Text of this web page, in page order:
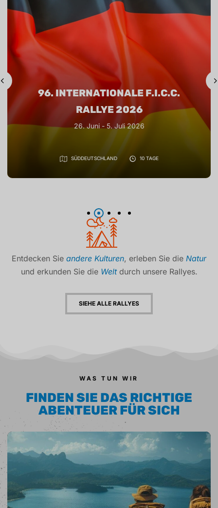
97. INTERNATIONALE F.I.C.C.
RALLYE 2026
Date: September 2026 Organiser: CRVC
N GUIZHOU PROVINCE, CHINA 10 TAGE
Entdecken Sie andere Kulturen, erleben Sie die Natur
und erkunden Sie die Weltdurch unsere Rallyes.
SIEHE ALLE RALLYES
WAS TUN WIR
FINDEN SIE DAS RICHTIGE
ABENTEUER FÜR SICH